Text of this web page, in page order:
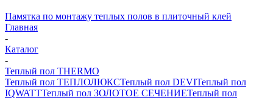
Памятка по монтажу теплых полов в плиточный клей
Главная
-
Каталог
-
Теплый пол THERMO
Теплый пол ТЕПЛОЛЮКСТеплый пол DEVIТеплый пол
IQWATTТеплый пол ЗОЛОТОЕ СЕЧЕНИЕТеплый пол